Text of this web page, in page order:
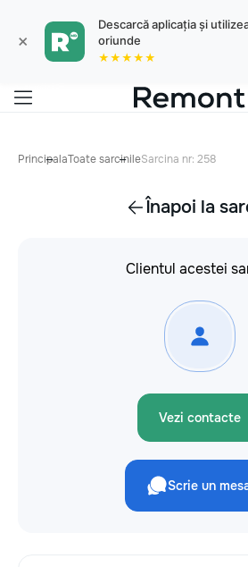
×
Descarcă aplicația și
oriunde
★★★★★
PrincipalaToate sarcinileSarcina nr: 258
Înapoi la
Clientul acestei
Vezi contacte
Scrie un